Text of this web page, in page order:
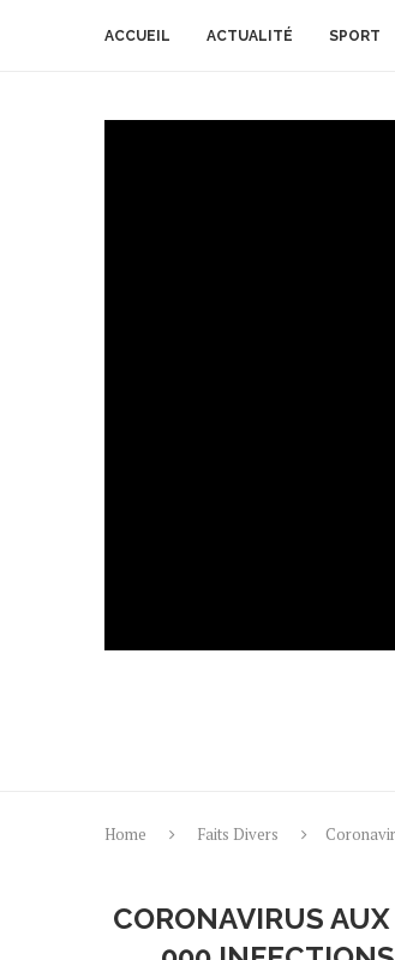
ACCUEIL ACTUALITÉ SPORT
Home Faits Divers
CORONAVIRUS